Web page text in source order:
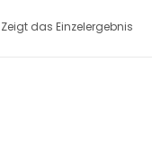
Zeigt das Einzelergebnis